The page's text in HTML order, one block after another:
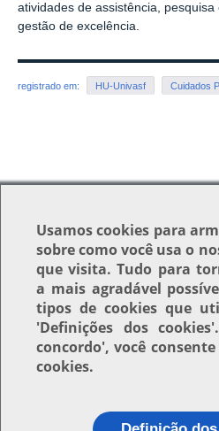
atividades de assistência,
gestão de excelência.
registrado em: HU-Univasf Cuidados
Usamoscookies para
sobre como você usa o
que visita. Tudo para
a mais agradável
tipos de cookies que
'Definições dos cookies'
concordo', você
cookies.